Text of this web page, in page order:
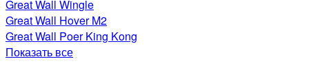
Great Wall Wingle
Great Wall Hover M2
Great Wall Poer King Kong
Показать все